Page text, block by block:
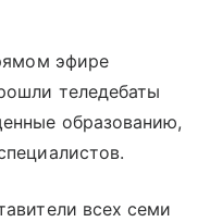
эфире
теледебаты
образованию,
всех семи